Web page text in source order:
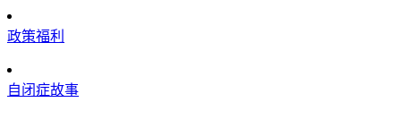
政策福利
自闭症故事